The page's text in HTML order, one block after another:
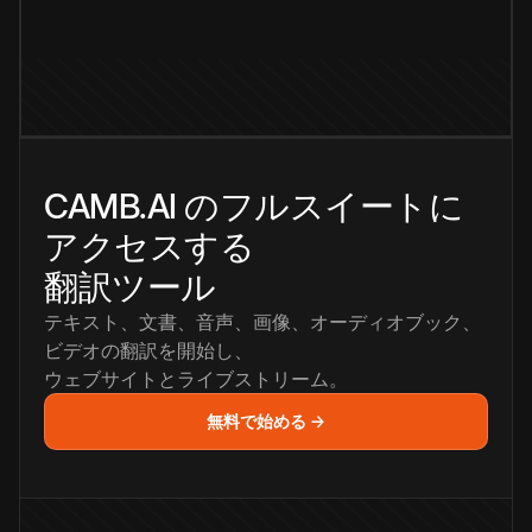
CAMB.AI のフルスイートに
アクセスする
翻訳ツール
テキスト、文書、音声、画像、オーディオブック、
ビデオの翻訳を開始し、
ウェブサイトとライブストリーム。
無料で始める →